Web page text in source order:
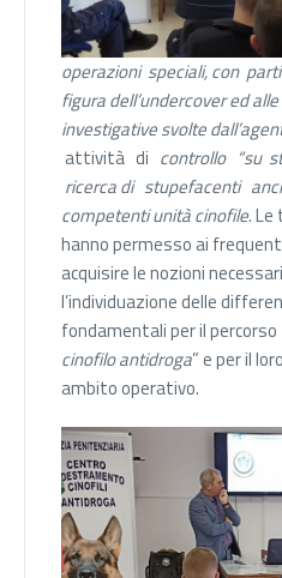
operazioni speciali, con
figura dell’undercover ed
investigative svolte
attività di controllo “su
ricerca di stupefacenti
competenti unità cinofile.
hanno permesso ai
acquisire le nozioni
l’individuazione delle
fondamentali per il
cinofilo antidroga” e per il
ambito operativo.